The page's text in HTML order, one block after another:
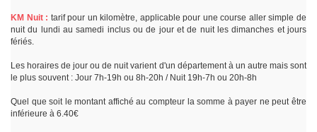
KM Nuit : tarif pour un kilomètre, applicable pour une course aller simple de
nuit du lundi au samedi inclus ou de jour et de nuit les dimanches et jours
fériés.
Les horaires de jour ou de nuit varient d'un département à un autre mais sont
le plus souvent : Jour 7h-19h ou 8h-20h / Nuit 19h-7h ou 20h-8h
Quel que soit le montant affiché au compteur la somme à payer ne peut être
inférieure à 6.40€